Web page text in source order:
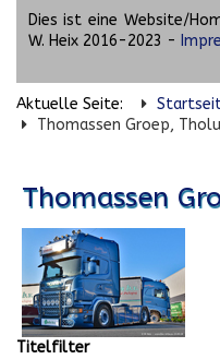
Dies ist eine Website/
W. Heix 2016-2023 -
Aktuelle Seite:
Thomassen Groep, Tholu
Thomassen
Titelfilter